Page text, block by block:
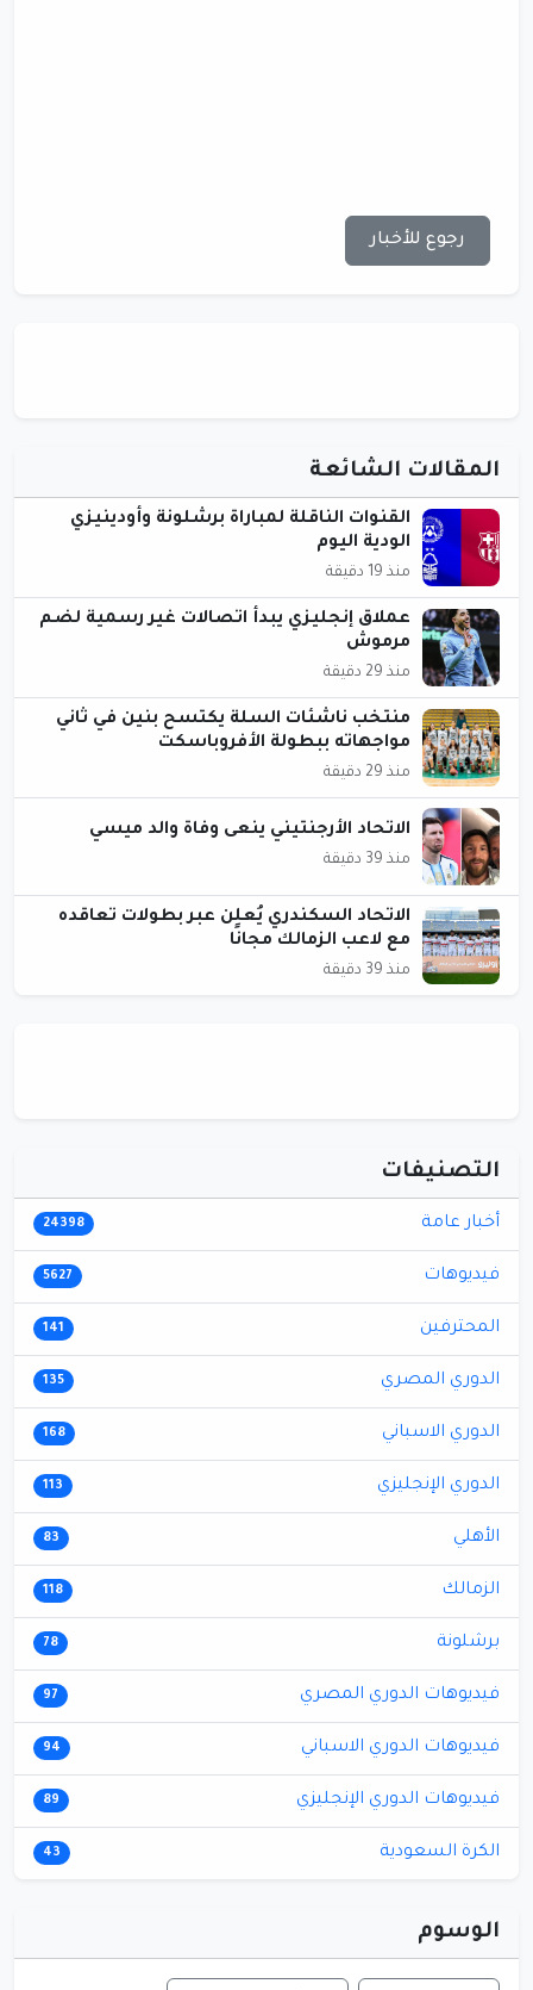
رجوع للأخبار
المقالات الشائعة
القنوات الناقلة لمباراة برشلونة وأودينيزي
الودية اليوم
منذ 19 دقيقة
عملاق إنجليزي يبدأ اتصالات غير رسمية لضم
مرموش
منذ 29 دقيقة
منتخب ناشئات السلة يكتسح بنين في ثاني
مواجهاته ببطولة الأفروباسكت
منذ 29 دقيقة
الاتحاد الأرجنتيني ينعى وفاة والد ميسي
منذ 39 دقيقة
الاتحاد السكندري يُعلن عبر بطولات تعاقده
مع لاعب الزمالك مجانًا
منذ 39 دقيقة
التصنيفات
أخبار عامة 24398
فيديوهات 5627
المحترفين 141
الدوري المصري 135
الدوري الاسباني 168
الدوري الإنجليزي 113
الأهلي 83
الزمالك 118
برشلونة 78
فيديوهات الدوري المصري 97
فيديوهات الدوري الاسباني 94
فيديوهات الدوري الإنجليزي 89
الكرة السعودية 43
الوسوم